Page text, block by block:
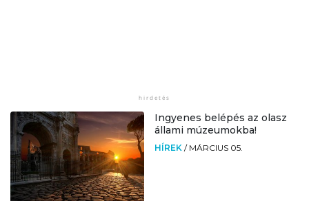
Ingyenes belépés az olasz
állami múzeumokba!
HÍREK / MÁRCIUS 05.